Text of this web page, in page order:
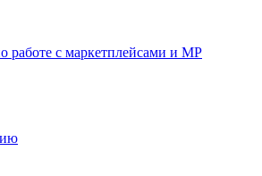
работе с маркетплейсами и MP